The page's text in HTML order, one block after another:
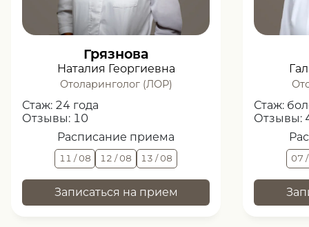
Грязнова
Наталия Георгиевна
Отоларинголог (ЛОР)
Стаж: 24 года
Отзывы: 10
Расписание приема
11 / 08 12 / 08 13 / 08
Записаться на прием
Стаж:
Отзывы:
07